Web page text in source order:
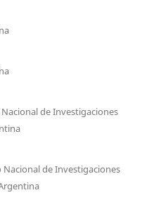
de Investigaciones
Nacional de Investigaciones